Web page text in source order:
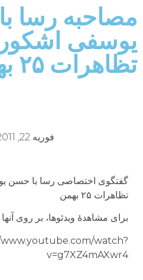
مصاحبه رسا
یوسفی
تظاهرات ۲۵ بهمن
فوریه 22, 2011
گفتگوی اختصاصی رسا با حسن
تظاهرات ۲۵ بهمن
براى مشاهدهٔ ويدئوها، بر روى آنها
watch?
v=g7XZ4mAXwr4